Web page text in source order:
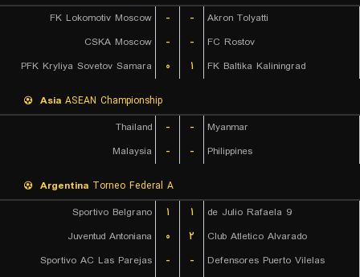
FK Lokomotiv Moscow
- -
Akron Tolyatti
CSKA Moscow
- -
FC Rostov
PFK Kryliya Sovetov Samara
۰ ۱ FK Baltika Kaliningrad
Asia ASEAN Championship
Thailand
- -
Myanmar
Malaysia
- - Philippines
Argentina Torneo Federal A
Sportivo Belgrano
۱ ۱
9 de Julio Rafaela
Juventud Antoniana
۰ ۲
Club Atletico Alvarado
Sportivo AC Las Parejas
- -
Defensores Puerto Vilelas